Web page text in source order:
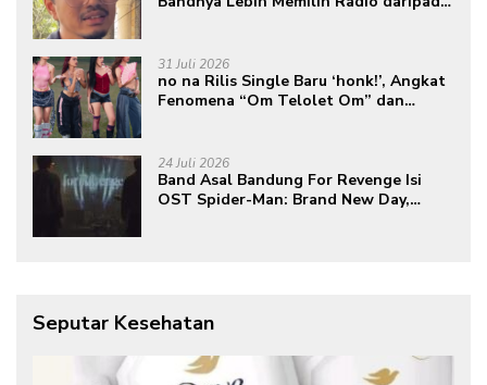
31 Juli 2026
no na Rilis Single Baru ‘honk!’, Angkat
Fenomena “Om Telolet Om” dan
24 Juli 2026
Band Asal Bandung For Revenge Isi
OST Spider-Man: Brand New Day,
Seputar Kesehatan